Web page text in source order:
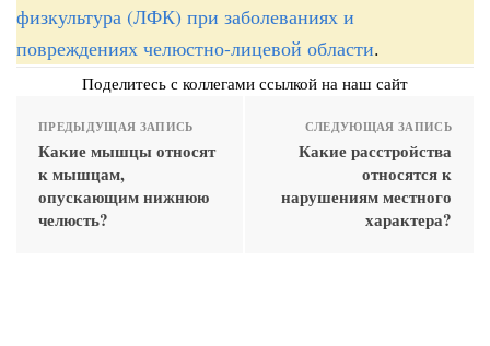
физкультура (ЛФК) при заболеваниях и
повреждениях челюстно-лицевой области.
Поделитесь с коллегами ссылкой на наш сайт
ПРЕДЫДУЩАЯ ЗАПИСЬ
Какие мышцы относят
к мышцам,
опускающим нижнюю
челюсть?
СЛЕДУЮЩАЯ ЗАПИСЬ
Какие расстройства
относятся к
нарушениям местного
характера?